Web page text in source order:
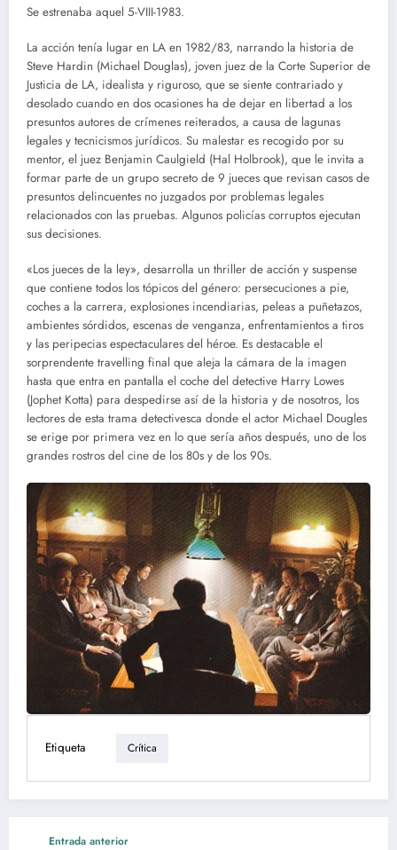
Se estrenaba aquel 5-VIII-1983.
La acción tenía lugar en LA en 1982/83, narrando la historia de
Steve Hardin (Michael Douglas), joven juez de la Corte Superior de
Justicia de LA, idealista y riguroso, que se siente contrariado y
desolado cuando en dos ocasiones ha de dejar en libertad a los
presuntos autores de crímenes reiterados, a causa de lagunas
legales y tecnicismos jurídicos. Su malestar es recogido por su
mentor, el juez Benjamin Caulgield (Hal Holbrook), que le invita a
formar parte de un grupo secreto de 9 jueces que revisan casos de
presuntos delincuentes no juzgados por problemas legales
relacionados con las pruebas. Algunos policías corruptos ejecutan
sus decisiones.
«Los jueces de la ley», desarrolla un thriller de acción y suspense
que contiene todos los tópicos del género: persecuciones a pie,
coches a la carrera, explosiones incendiarias, peleas a puñetazos,
ambientes sórdidos, escenas de venganza, enfrentamientos a tiros
y las peripecias espectaculares del héroe. Es destacable el
sorprendente travelling final que aleja la cámara de la imagen
hasta que entra en pantalla el coche del detective Harry Lowes
(Jophet Kotta) para despedirse así de la historia y de nosotros, los
lectores de esta trama detectivesca donde el actor Michael Dougles
se erige por primera vez en lo que sería años después, uno de los
grandes rostros del cine de los 80s y de los 90s.
Etiqueta Crítica
Entrada anterior